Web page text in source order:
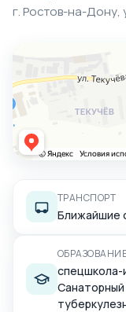
г. Ростов-на-Дону,
ТРАНСПОРТ
Ближайшие